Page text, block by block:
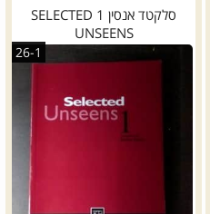
סלקטד אנסין 1 SELECTED
UNSEENS
26-1